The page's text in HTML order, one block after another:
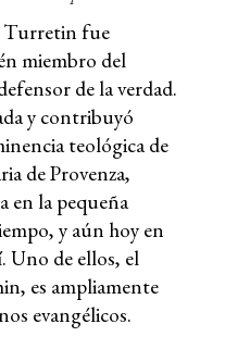
Turretin fue
miembro del
de la verdad.
y contribuyó
teológica de
de Provenza,
en la pequeña
y aún hoy en
Uno de ellos, el
es ampliamente
evangélicos.